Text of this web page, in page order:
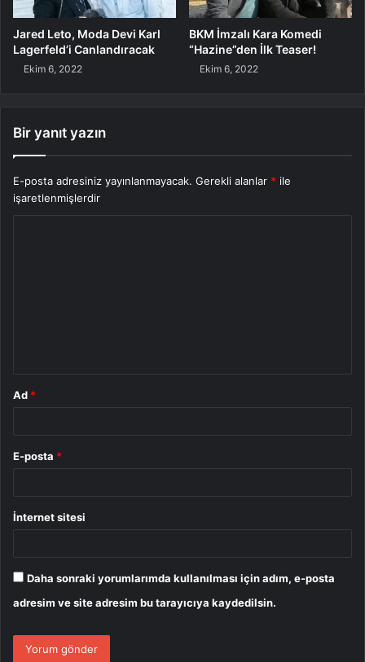
Jared Leto, Moda Devi Karl
Lagerfeld’i Canlandıracak
Ekim 6, 2022
BKM İmzalı Kara Komedi
“Hazine”den İlk Teaser!
Ekim 6, 2022
Bir yanıt yazın
E-posta adresiniz yayınlanmayacak. Gerekli alanlar * ile
işaretlenmişlerdir
Ad *
E-posta *
İnternet sitesi
Daha sonraki yorumlarımda kullanılması için adım, e-posta
adresim ve site adresim bu tarayıcıya kaydedilsin.